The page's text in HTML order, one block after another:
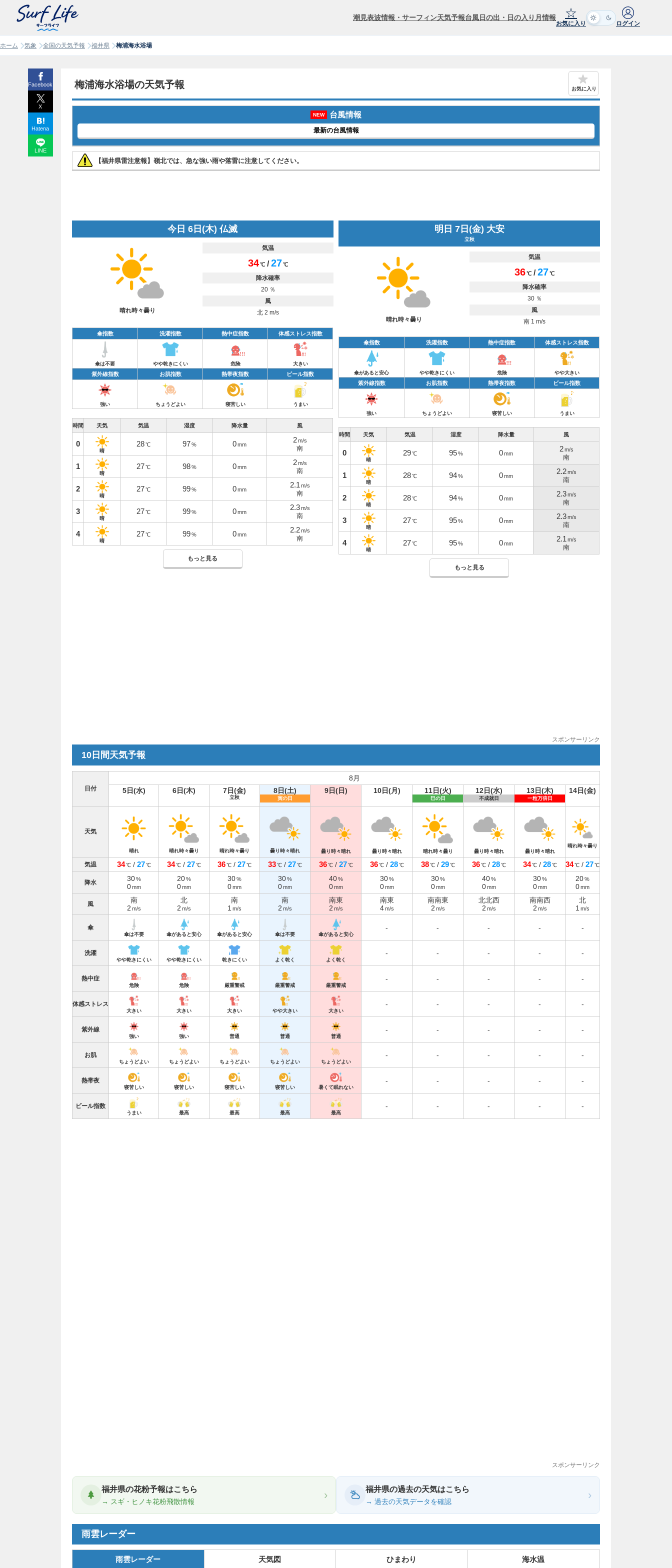
潮見表波情報・サーフィン天気予報台風日の出・日の入り 月情報 ☆
お気に入り ログイン
ホーム 気象 全国の天気予報 福井県 梅浦海水浴場
梅浦海水浴場の天気予報 お気に入り
NEW 台風情報
最新の台風情報
【福井県雷注意報】嶺北では、急な強い雨や落雷に注意してください。
今日 6日(木) 仏滅
晴れ時々曇り
気温
34℃ /27℃
降水確率
20 ％
風
北 2 m/s
傘指数 洗濯指数 熱中症指数 体感ストレス指数
傘は不要 やや乾きにくい 危険 大きい
紫外線指数 お肌指数 熱帯夜指数 ビール指数
強い ちょうどよい 寝苦しい うまい
時間 天気 気温 湿度 降水量 風
0
晴
28 ℃ 97 % 0mm
2 m/s
南
1
晴
27 ℃ 98 % 0mm
2 m/s
南
2
晴
27 ℃ 99 % 0mm
2.1 m/s
南
3
晴
27 ℃ 99 % 0mm
2.3 m/s
南
4
晴
27 ℃ 99 % 0mm
2.2 m/s
南
もっと見る
明日 7日(金) 大安
立秋
晴れ時々曇り
気温
36℃ /27℃
降水確率
30 ％
風
南 1 m/s
傘指数 洗濯指数 熱中症指数 体感ストレス指数
傘があると安心 やや乾きにくい 危険 やや大きい
紫外線指数 お肌指数 熱帯夜指数 ビール指数
強い ちょうどよい 寝苦しい うまい
時間 天気 気温 湿度 降水量 風
0
晴
29℃ 95% 0mm
2m/s
南
1
晴
28℃ 94% 0mm
2.2m/s
南
2
晴
28℃ 94% 0mm
2.3m/s
南
3
晴
27℃ 95% 0mm
2.3m/s
南
4
晴
27℃ 95% 0mm
2.1 m/s
南
もっと見る
スポンサーリンク
10日間天気予報
日付
8月
5日(水)
6日(木) 7日(金)
立秋
8日(土)
寅の日
9日(日) 10日(月) 11日(火)
巳の日
12日(水)
不成就日
13日(木)
一粒万倍日
14日(金)
天気
晴れ 晴れ時々曇り 晴れ時々曇り 曇り時々晴れ 曇り時々晴れ 曇り時々晴れ 晴れ時々曇り 曇り時々晴れ 曇り時々晴れ
晴れ時々曇り
気温 34 ℃/ 27 ℃ 34℃ / 27℃ 36℃ / 27℃ 33℃ / 27℃ 36 ℃/ 27 ℃ 36 ℃/ 28 ℃ 38 ℃/ 29 ℃ 36 ℃/ 28 ℃ 34 ℃/ 28 ℃ 34℃ / 27℃
降水 30 %
0 mm
20%
0mm
30%
0mm
30%
0mm
40 %
0 mm
30 %
0 mm
30 %
0 mm
40 %
0 mm
30 %
0 mm
20%
0mm
風
南
2 m/s
北
2 m/s
南
1 m/s
南
2 m/s
南東
2 m/s
南東
4 m/s
南南東
2 m/s
北北西
2 m/s
南南西
2 m/s
北
1 m/s
傘
傘は不要 傘があると安心 傘があると安心 傘は不要 傘があると安心
- - - - -
洗濯
やや乾きにくい やや乾きにくい 乾きにくい よく乾く よく乾く
- - - - -
熱中症
危険 危険 厳重警戒 厳重警戒 厳重警戒
- - - - -
体感ストレス
大きい 大きい 大きい やや大きい 大きい
- - - - -
紫外線
強い 強い 普通 普通 普通
- - - - -
お肌
ちょうどよい ちょうどよい ちょうどよい ちょうどよい ちょうどよい
- - - - -
熱帯夜
寝苦しい 寝苦しい 寝苦しい 寝苦しい 暑くて眠れない
- - - - -
ビール指数
うまい 最高 最高 最高 最高
- - - - -
スポンサーリンク
福井県の花粉予報はこちら
→ スギ・ヒノキ花粉飛散情報
› 福井県の過去の天気はこちら
→ 過去の天気データを確認
›
雨雲レーダー
雨雲レーダー 天気図 ひまわり 海水温
Facebook
X
Hatena
LINE